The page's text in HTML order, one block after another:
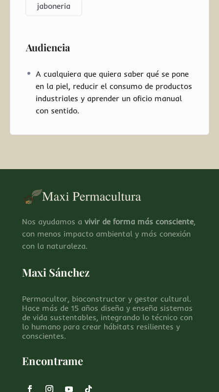
jaboneria
Audiencia
A cualquiera que quiera saber qué se pone
en la piel, reducir el consumo de productos
industriales y aprender un oficio manual
con sentido.
Nos ayudamos a vivir de forma más consciente,
con menos impacto ambiental y más conexión
con la naturaleza.
Maxi Sánchez
Permacultor, bioconstructor y gestor cultural.
Hace más de 15 años diseña y enseña sistemas
de vida sustentables, integrando lo técnico con
lo humano para crear hábitats resilientes y
conscientes.
Encontrame